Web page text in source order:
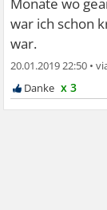
war ich schon
war.
20.01.2019 22:50 •
x 3